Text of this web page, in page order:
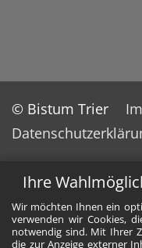
Ihre
Wir möchten Ihnen ein
verwenden wir Cookies,
notwendig sind. Mit Ihrer
die zur Anzeige externer
© Bistum Trier